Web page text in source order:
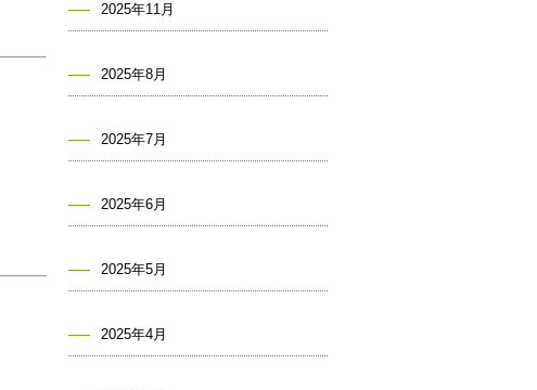
2025年11月
2025年8月
2025年7月
2025年6月
2025年5月
2025年4月